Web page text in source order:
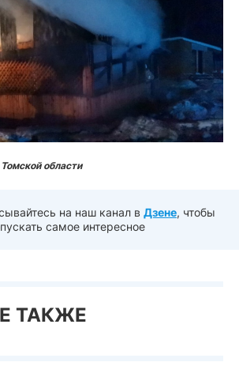
области
на наш канал в Дзене, чтобы
самое интересное
ТАКЖЕ